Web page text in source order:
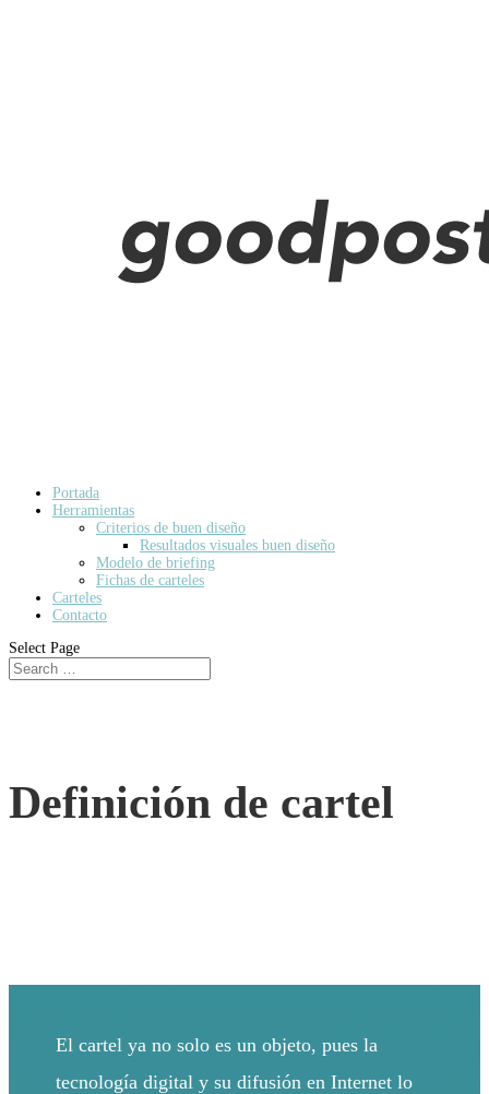
Portada
Herramientas
Criterios de buen diseño
Resultados visuales buen diseño
Modelo de briefing
Fichas de carteles
Carteles
Contacto
Select Page
Definición de cartel
El cartel ya no solo es un objeto, pues la
tecnología digital y su difusión en Internet lo